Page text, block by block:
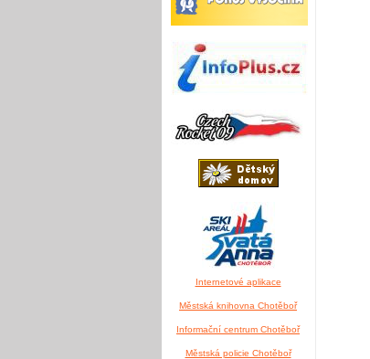
Internetové aplikace
Městská knihovna Chotěboř
Informační centrum Chotěboř
Městská policie Chotěboř